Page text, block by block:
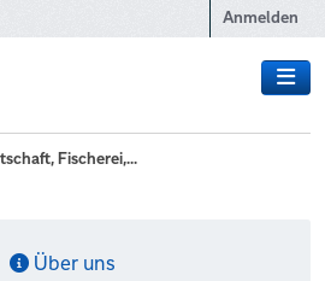
Anmelden
Fischerei,...
Über uns